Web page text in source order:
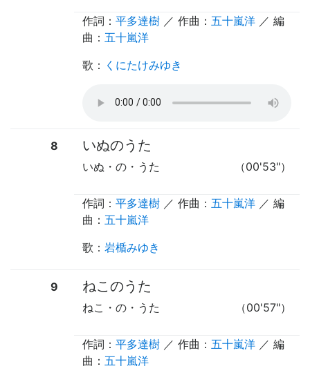
作詞： 平多達樹 ／ 作曲： 五十嵐洋 ／ 編
曲： 五十嵐洋
歌 ： くにたけみゆき
8 いぬのうた
（00'53"）
いぬ・の・うた
作詞： 平多達樹 ／ 作曲： 五十嵐洋 ／ 編
曲： 五十嵐洋
歌 ： 岩楯みゆき
9 ねこのうた
（00'57"）
ねこ・の・うた
作詞： 平多達樹 ／ 作曲： 五十嵐洋 ／ 編
曲： 五十嵐洋